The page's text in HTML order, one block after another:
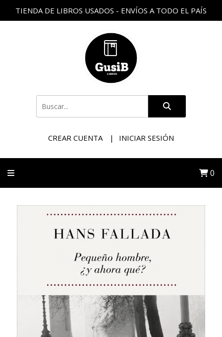
TIENDA DE LIBROS USADOS - ENVÍOS A TODO EL PAÍS
CREAR CUENTA INICIAR SESIÓN
0